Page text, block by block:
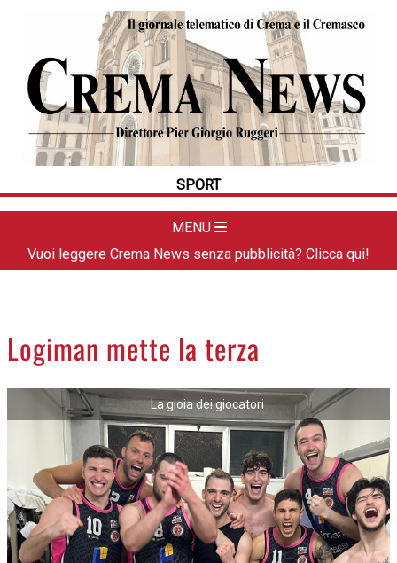
SPORT
MENU
HOME
CRONACA
POLITICA
LA FOTO
DAL TERRITORIO
APPUNTAMENTI
LA PIAZZA
ANIMALI
NECROLOGI
ACCEDI
Vuoi leggere Crema News senza pubblicità? Clicca qui!
Logiman mette la terza
La gioia dei giocatori